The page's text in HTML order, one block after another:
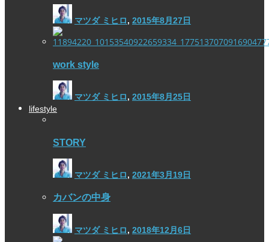
マツダ ミヒロ, 2015年8月27日
work style
マツダ ミヒロ, 2015年8月25日
lifestyle
STORY
マツダ ミヒロ, 2021年3月19日
カバンの中身
マツダ ミヒロ, 2018年12月6日